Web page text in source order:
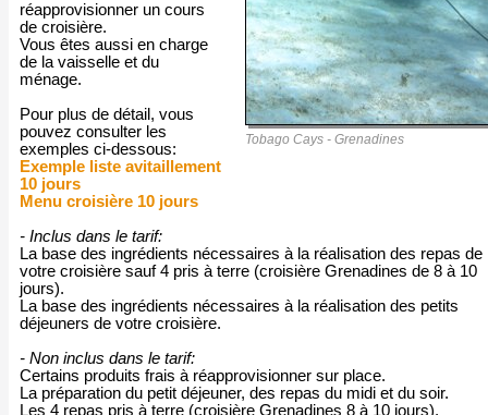
Tobago Cays - Grenadines
réapprovisionner un cours
de croisière.
Vous êtes aussi en charge
de la vaisselle et du
ménage.
Pour plus de détail, vous
pouvez consulter les
exemples ci-dessous:
Exemple liste avitaillement
10 jours
Menu croisière 10 jours
- Inclus dans le tarif:
La base des ingrédients nécessaires à la réalisation des repas de
votre croisière sauf 4 pris à terre (croisière Grenadines de 8 à 10
jours).
La base des ingrédients nécessaires à la réalisation des petits
déjeuners de votre croisière.
- Non inclus dans le tarif:
Certains produits frais à réapprovisionner sur place.
La préparation du petit déjeuner, des repas du midi et du soir.
Les 4 repas pris à terre (croisière Grenadines 8 à 10 jours).